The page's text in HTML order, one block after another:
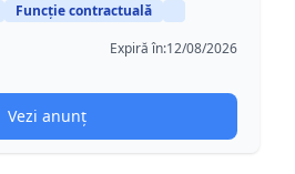
Funcție contractuală
Expiră în:12/08/2026
Vezi anunț